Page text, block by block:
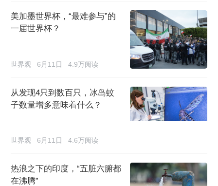
美加墨世界杯，“最难参与”的
一届世界杯？
世界观 6月11日 4.9万阅读
从发现4只到数百只，冰岛蚊
子数量增多意味着什么？
世界观 6月11日 4.6万阅读
热浪之下的印度，“五脏六腑都
在沸腾”